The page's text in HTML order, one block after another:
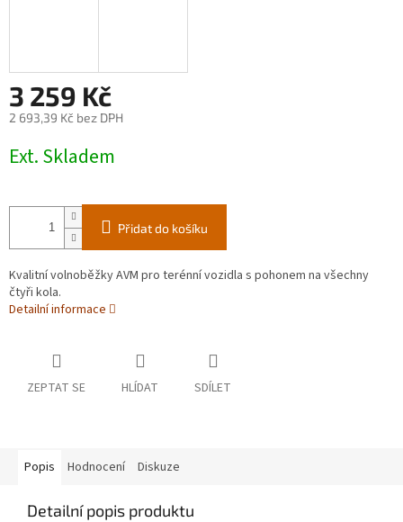
3 259 Kč
2 693,39 Kč bez DPH
cena:
Ext. Skladem
Přidat do košíku
Kvalitní volnoběžky AVM pro terénní vozidla s pohonem na všechny
čtyři kola.
Detailní informace
ZEPTAT SE HLÍDAT SDÍLET
Popis Hodnocení Diskuze
Detailní popis produktu